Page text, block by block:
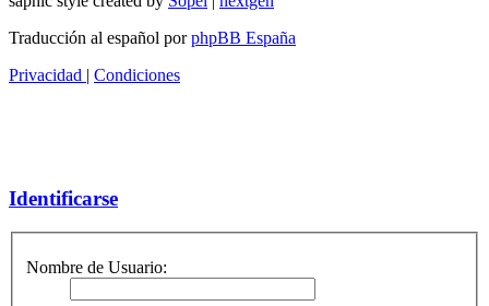
Traducción al español porphpBB España
Privacidad | Condiciones
Identificarse
Nombre de Usuario: